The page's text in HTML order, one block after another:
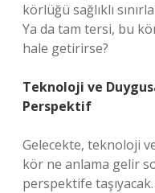
körlüğü sağlıklı
Ya da tam tersi, bu
hale getirirse?
Teknoloji ve
Perspektif
Gelecekte, teknoloji
kör ne anlama gelir
perspektife